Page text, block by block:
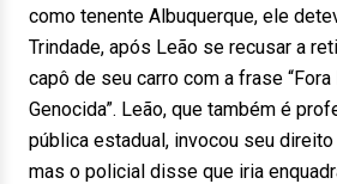
como tenente Albuquerque, ele
Trindade, após Leão se recusar a
capô de seu carro com a frase
Genocida”. Leão, que também é
pública estadual, invocou seu
mas o policial disse que iria